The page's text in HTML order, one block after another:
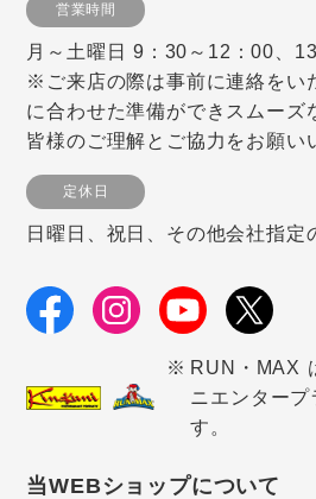
営業時間
月～土曜日 9：30～12：00、
※ご来店の際は事前に連絡をい
に合わせた準備ができスムーズ
皆様のご理解とご協力をお願い
定休日
日曜日、祝日、その他会社指定
RUN・MAX
ニエンター
す。
当WEBショップについて